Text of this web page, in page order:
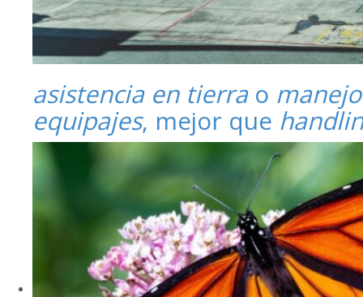
asistencia en tierrao
equipajes, mejor que